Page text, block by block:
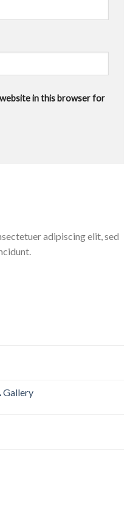
website in this browser for
adipiscing elit, sed
Gallery